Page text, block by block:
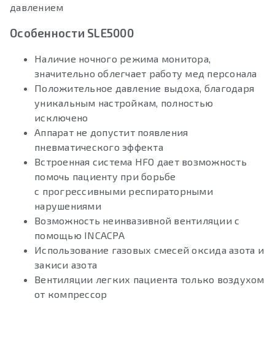
давлением
Особенности SLE5000
Наличие ночного режима монитора,
значительно облегчает работу мед персонала
Положительное давление выдоха, благодаря
уникальным настройкам, полностью
исключено
Аппарат не допустит появления
пневматического эффекта
Встроенная система HFO дает возможность
помочь пациенту при борьбе
с прогрессивными респираторными
нарушениями
Возможность неинвазивной вентиляции с
помощью INCACPA
Использование газовых смесей оксида азота и
закиси азота
Вентиляции легких пациента только воздухом
от компрессор